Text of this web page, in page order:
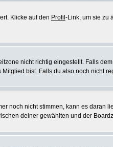
Klicke auf den Profil -Link, um sie zu
nicht richtig eingestellt. Falls
bist. Falls du also noch nicht
noch nicht stimmen, kann es
deiner gewählten und der